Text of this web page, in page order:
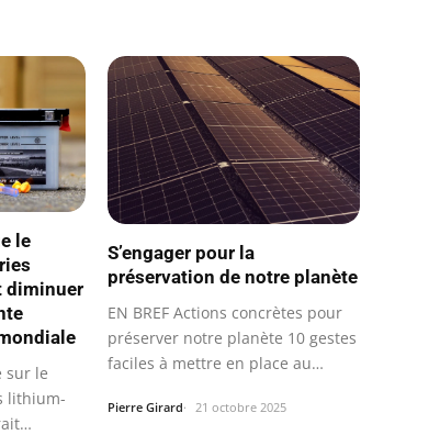
le
diminuer
sur le
lithium-
S’engager pour la
préservation de notre planète
EN BREF Actions concrètes pour
préserver notre planète 10 gestes
faciles à mettre en place au…
Pierre Girard 21 octobre 2025